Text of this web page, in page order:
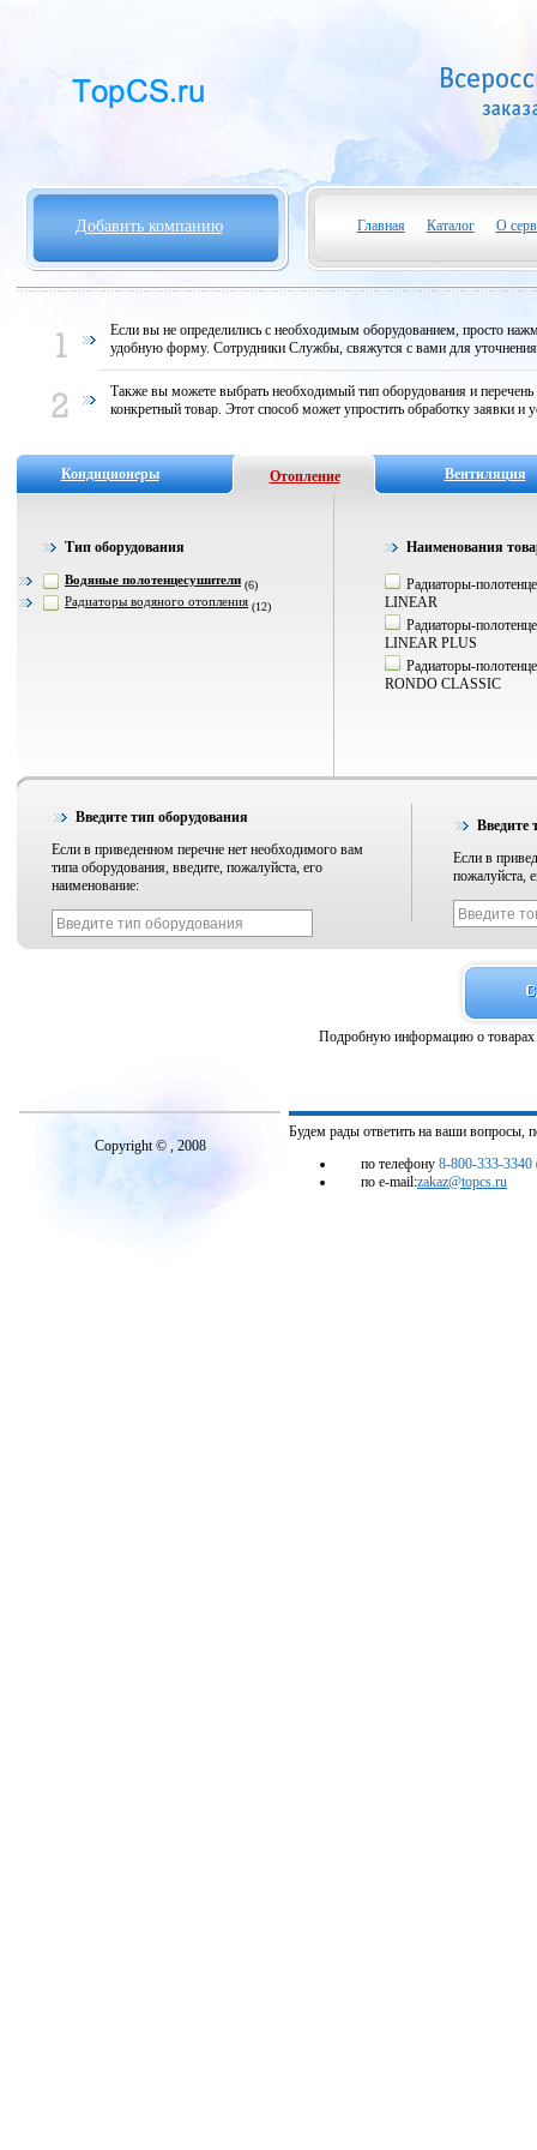
Добавить компанию Главная Каталог О
Если вы не определились с необходимым оборудованием, просто
удобную форму. Сотрудники Службы, свяжутся с вами для
Также вы можете выбрать необходимый тип оборудования и
конкретный товар. Этот способ может упростить обработку заявки и
Кондиционеры Отопление Вентиляция
Тип оборудования
Водяные полотенцесушители (6)
Радиаторы водяного отопления (12)
Наименования
Радиаторы-
LINEAR
Радиаторы-
LINEAR PLUS
Радиаторы-
RONDO CLASSIC
Введите тип оборудования
Если в приведенном перечне нет необходимого вам
типа оборудования, введите, пожалуйста, его
наименование:
Введите
Если в
пожалуйста,
Подробную информацию о товарах
Copyright © , 2008
Будем рады ответить на ваши вопросы,
по телефону 8-800-333-3340
по e-mail:zakaz@topcs.ru